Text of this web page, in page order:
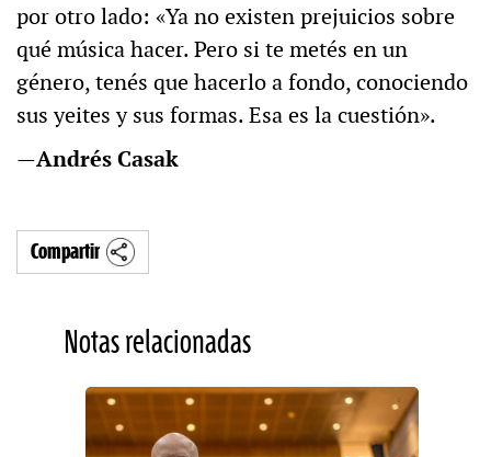
por otro lado: «Ya no existen prejuicios sobre
qué música hacer. Pero si te metés en un
género, tenés que hacerlo a fondo, conociendo
sus yeites y sus formas. Esa es la cuestión».
—Andrés Casak
Compartir
Notas relacionadas